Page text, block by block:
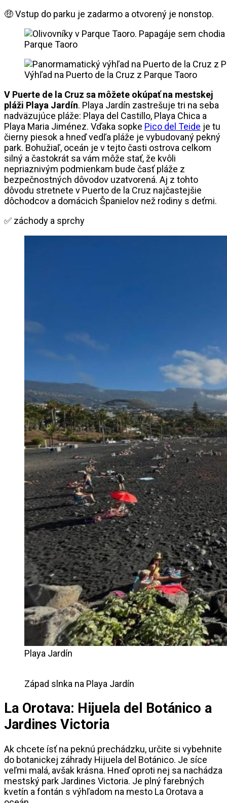
🤑 Vstup do parku je zadarmo a otvorený je nonstop.
Parque Taoro
Výhľad na Puerto de la Cruz z Parque Taoro
V Puerte de la Cruz sa môžete okúpať na mestskej
pláži Playa Jardín. Playa Jardín zastrešuje tri na seba
nadväzujúce pláže: Playa del Castillo, Playa Chica a
Playa Maria Jiménez. Vďaka sopke Pico del Teide je tu
čierny piesok a hneď vedľa pláže je vybudovaný pekný
park. Bohužiaľ, oceán je v tejto časti ostrova celkom
silný a častokrát sa vám môže stať, že kvôli
nepriaznivým podmienkam bude časť pláže z
bezpečnostných dôvodov uzatvorená. Aj z tohto
dôvodu stretnete v Puerto de la Cruz najčastejšie
dôchodcov a domácich Španielov než rodiny s deťmi.
✅ záchody a sprchy
Playa Jardín
Západ slnka na Playa Jardín
La Orotava: Hijuela del Botánico a
Jardines Victoria
Ak chcete ísť na peknú prechádzku, určite si vybehnite
do botanickej záhrady Hijuela del Botánico. Je síce
veľmi malá, avšak krásna. Hneď oproti nej sa nachádza
mestský park Jardines Victoria. Je plný farebných
kvetín a fontán s výhľadom na mesto La Orotava a